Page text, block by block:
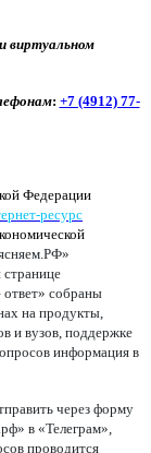
виртуальном
: +7 (4912) 77-
Федерации
ресурс
странице
ответ» собраны
на продукты,
и вузов, поддержке
информация в
через форму
в «Телеграм»,
проводится